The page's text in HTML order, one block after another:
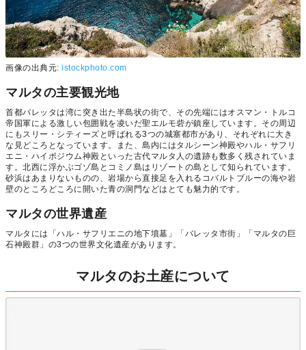
画像の出典元: istockphoto.com
マルタの主要観光地
首都バレッタは湾に突き出た半島状の街で、その先端にはオスマン・トルコ
帝国軍による激しい包囲戦を凌いだ聖エルモ砦が鎮座しています。その周辺
にもスリー・シティーズと呼ばれる3つの城塞都市があり、それぞれに大き
な見どころとなっています。また、島内にはタルシーン神殿やハル・サフリ
エニ・ハイポジウム神殿といった古代マルタ人の遺跡も数多く残されていま
す。北西に浮かぶゴゾ島とコミノ島はリゾートの島として知られています。
砂浜はあまりないものの、岩場から直接足を入れるコバルトブルーの海や岩
壁のところどころに開いた青の洞門などはとても魅力的です。
マルタの世界遺産
マルタには「ハル・サフリエニの地下墳墓」「バレッタ市街」「マルタの巨
石神殿群」の3つの世界文化遺産があります。
マルタのお土産について